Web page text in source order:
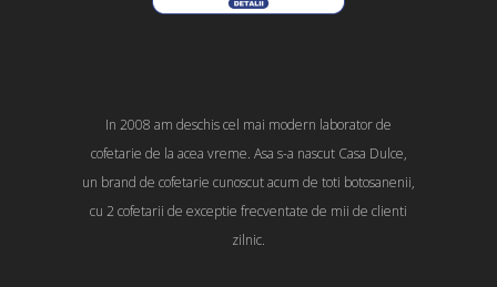
In 2008 am deschis cel mai modern laborator de
cofetarie de la acea vreme. Asa s-a nascut Casa Dulce,
un brand de cofetarie cunoscut acum de toti botosanenii,
cu 2 cofetarii de exceptie frecventate de mii de clienti
zilnic.